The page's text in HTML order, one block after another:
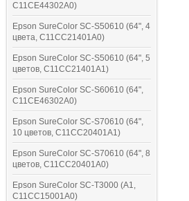
C11CE44302A0)
Epson SureColor SC-S50610 (64", 4
цвета, C11CC21401A0)
Epson SureColor SC-S50610 (64", 5
цветов, C11CC21401A1)
Epson SureColor SC-S60610 (64",
C11CE46302A0)
Epson SureColor SC-S70610 (64",
10 цветов, C11CC20401A1)
Epson SureColor SC-S70610 (64", 8
цветов, C11CC20401A0)
Epson SureColor SC-T3000 (A1,
C11CC15001A0)